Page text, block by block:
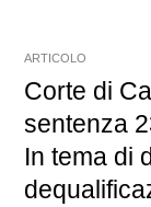
ARTICOLO
Corte di
sentenza
In tema di